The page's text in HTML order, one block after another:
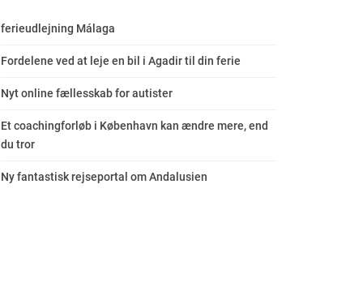
ferieudlejning Málaga
Fordelene ved at leje en bil i Agadir til din ferie
Nyt online fællesskab for autister
Et coachingforløb i København kan ændre mere, end
du tror
Ny fantastisk rejseportal om Andalusien